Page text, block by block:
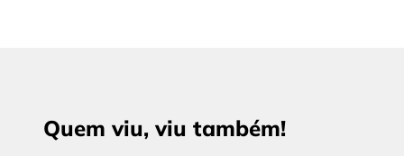
Quem viu, viu também!